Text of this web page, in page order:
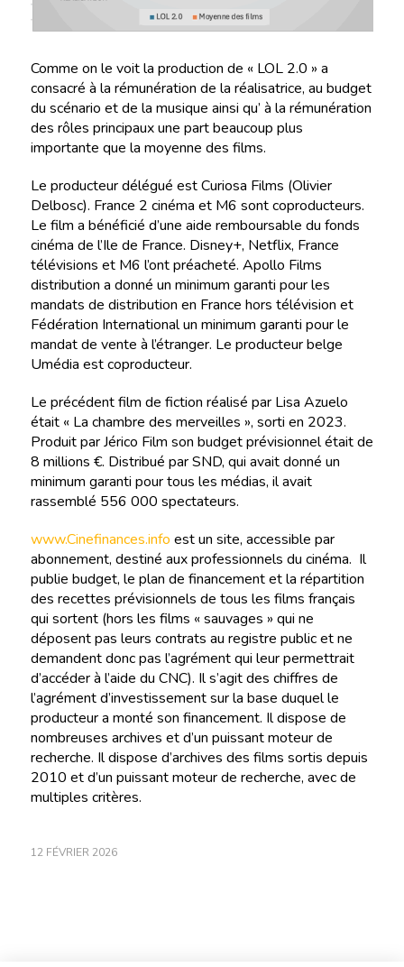
Comme on le voit la production de « LOL 2.0 » a
consacré à la rémunération de la réalisatrice, au budget
du scénario et de la musique ainsi qu’ à la rémunération
des rôles principaux une part beaucoup plus
importante que la moyenne des films.
Le producteur délégué est Curiosa Films (Olivier
Delbosc). France 2 cinéma et M6 sont coproducteurs.
Le film a bénéficié d’une aide remboursable du fonds
cinéma de l’Ile de France. Disney+, Netflix, France
télévisions et M6 l’ont préacheté. Apollo Films
distribution a donné un minimum garanti pour les
mandats de distribution en France hors télévision et
Fédération International un minimum garanti pour le
mandat de vente à l’étranger. Le producteur belge
Umédia est coproducteur.
Le précédent film de fiction réalisé par Lisa Azuelo
était « La chambre des merveilles », sorti en 2023.
Produit par Jérico Film son budget prévisionnel était de
8 millions €. Distribué par SND, qui avait donné un
minimum garanti pour tous les médias, il avait
rassemblé 556 000 spectateurs.
www.Cinefinances.info est un site, accessible par
abonnement, destiné aux professionnels du cinéma. Il
publie budget, le plan de financement et la répartition
des recettes prévisionnels de tous les films français
qui sortent (hors les films « sauvages » qui ne
déposent pas leurs contrats au registre public et ne
demandent donc pas l’agrément qui leur permettrait
d’accéder à l’aide du CNC). Il s’agit des chiffres de
l’agrément d’investissement sur la base duquel le
producteur a monté son financement. Il dispose de
nombreuses archives et d’un puissant moteur de
recherche. Il dispose d’archives des films sortis depuis
2010 et d’un puissant moteur de recherche, avec de
multiples critères.
12 FÉVRIER 2026